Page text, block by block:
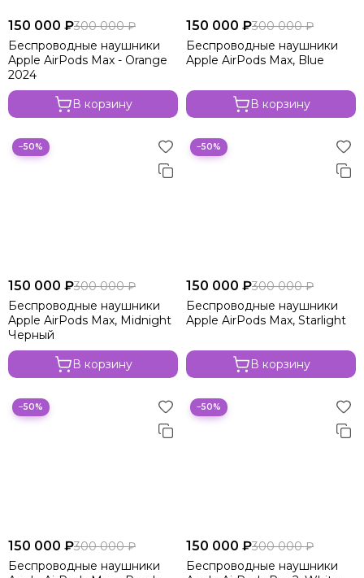
150 000 ₽300 000 ₽
Беспроводные наушники
Apple AirPods Max - Orange
2024
В корзину
150 000 ₽300 000 ₽
Беспроводные наушники
Apple AirPods Max, Blue
В корзину
−50%
150 000 ₽300 000 ₽
Беспроводные наушники
Apple AirPods Max, Midnight
Черный
В корзину
−50%
150 000 ₽300 000 ₽
Беспроводные наушники
Apple AirPods Max, Starlight
В корзину
−50%
150 000 ₽300 000 ₽
Беспроводные наушники
−50%
150 000 ₽300 000 ₽
Беспроводные наушники